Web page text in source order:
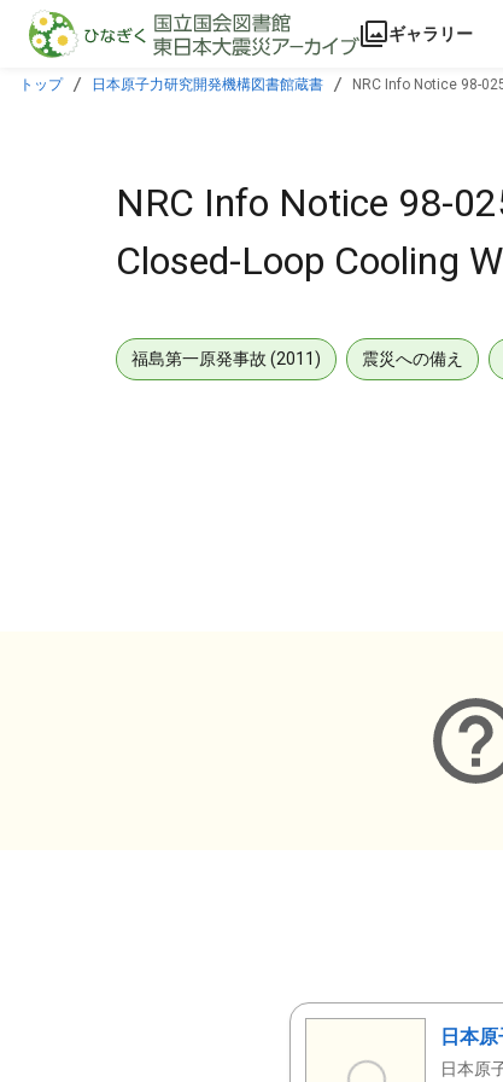
本文に飛ぶ
ギャラリー
トップ 日本原子力研究開発機構図書館蔵書 NRC Info Notice 98-
NRC Info Notice 98-
Closed-Loop Cooling
福島第一原発事故 (2011) 震災への備え
日本
日本原